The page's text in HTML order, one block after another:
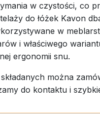
w czystości, co
do łóżek Kavon
w
i właściwego
ergonomii snu.
można
do kontaktu i